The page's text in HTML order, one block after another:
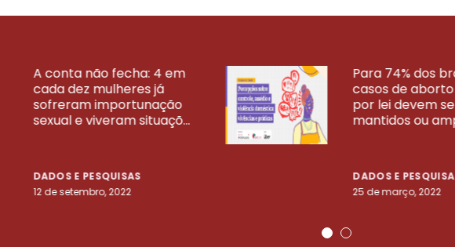
A conta não fecha: 4 em
cada dez mulheres já
sofreram importunação
sexual e viveram situaçõ...
DADOS E PESQUISAS
12 de setembro, 2022
Para 74% dos
casos de
por lei devem
mantidos ou
DADOS E
25 de março, 2022
VEJA MAIS PESQUISAS